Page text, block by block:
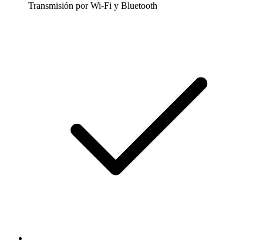
Transmisión por Wi-Fi y Bluetooth